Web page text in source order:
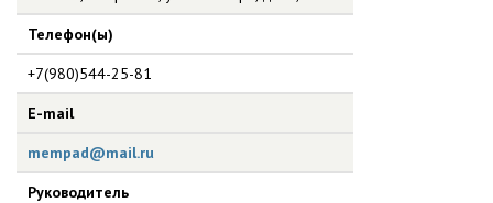
Телефон(ы)
+7(980)544-25-81
E-mail
mempad@mail.ru
Руководитель